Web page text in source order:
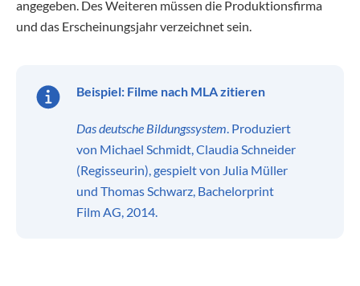
angegeben. Des Weiteren müssen die Produktionsfirma
und das Erscheinungsjahr verzeichnet sein.
Beispiel: Filme nach MLA zitieren
Das deutsche Bildungssystem. Produziert
von Michael Schmidt, Claudia Schneider
(Regisseurin), gespielt von Julia Müller
und Thomas Schwarz, Bachelorprint
Film AG, 2014.